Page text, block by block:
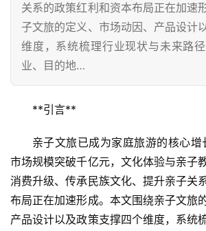
关系的政策红利和资本布局正在加速
子文旅的定义、市场动因、产品设计
维度，系统梳理行业现状与未来路
业、目的地…
**引言**
亲子文旅已成为家庭旅游的核心
市场规模突破千亿元，文化体验与亲子
消费升级、传承民族文化、提升亲子关
布局正在加速形成。本文围绕亲子文旅
产品设计以及政策支撑四个维度，系统